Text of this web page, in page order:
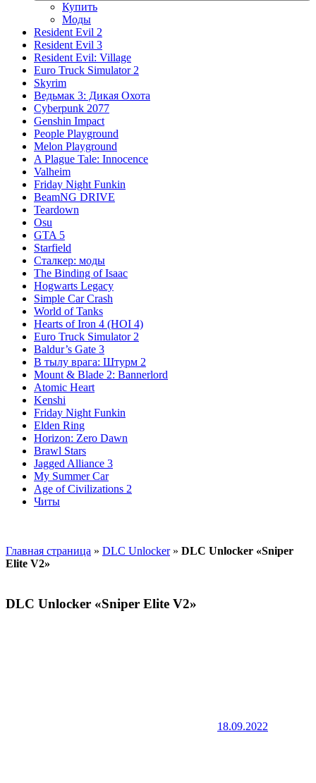
Купить
Моды
Resident Evil 2
Resident Evil 3
Resident Evil: Village
Euro Truck Simulator 2
Skyrim
Ведьмак 3: Дикая Охота
Cyberpunk 2077
Genshin Impact
People Playground
Melon Playground
A Plague Tale: Innocence
Valheim
Friday Night Funkin
BeamNG DRIVE
Teardown
Osu
GTA 5
Starfield
Сталкер: моды
The Binding of Isaac
Hogwarts Legacy
Simple Car Crash
World of Tanks
Hearts of Iron 4 (HOI 4)
Euro Truck Simulator 2
Baldur’s Gate 3
В тылу врага: Штурм 2
Mount & Blade 2: Bannerlord
Atomic Heart
Kenshi
Friday Night Funkin
Elden Ring
Horizon: Zero Dawn
Brawl Stars
Jagged Alliance 3
My Summer Car
Age of Civilizations 2
Читы
Главная страница » DLC Unlocker» DLC Unlocker «Sniper
Elite V2»
DLC Unlocker «Sniper Elite V2»
18.09.2022